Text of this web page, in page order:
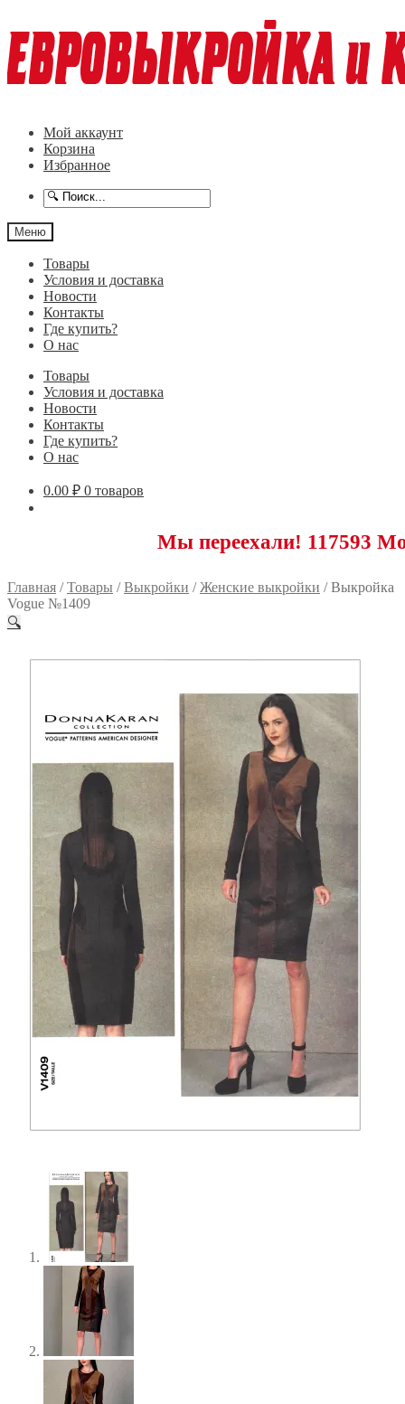
к
навигации
к
содержимому
Мой аккаунт
Корзина
Избранное
Меню
Товары
Условия и доставка
Новости
Контакты
Где купить?
О нас
Товары
Условия и доставка
Новости
Контакты
Где купить?
О нас
0.00 ₽ 0 товаров
Мы переехали! 117593 Москва,
Главная /Товары /Выкройки /Женские выкройки /Выкройка
Vogue №1409
🔍